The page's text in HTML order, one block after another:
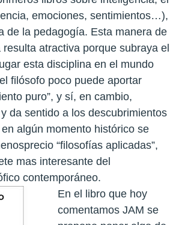
emociones, sentimientos…),
de la pedagogía. Esta manera de
atractiva porque subraya el
esta disciplina en el mundo
filósofo poco puede aportar
puro”, y sí, en cambio,
da sentido a los descubrimientos
algún momento histórico se
“filosofías aplicadas”,
mas interesante del
contemporáneo.
En el libro que hoy
comentamos JAM se